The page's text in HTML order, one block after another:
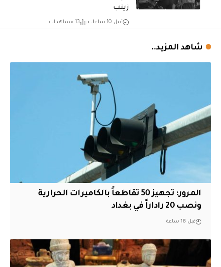
زينب
قبل 10 ساعات 13 مشاهدات
شاهد المزيد..
المرور: تجهيز 50 تقاطعاً بالكاميرات الحرارية
ونصب 20 راداراً في بغداد
قبل 18 ساعة